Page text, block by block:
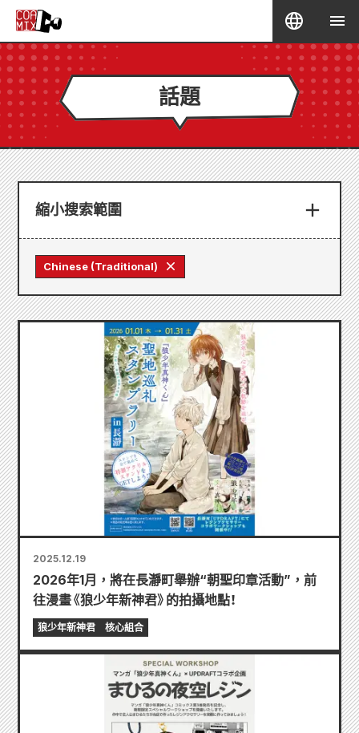
話題
縮小搜索範圍
Chinese (Traditional)
2025.12.19
2026年1月，將在長瀞町舉辦“朝聖印章活動”，前
往漫畫《狼少年新神君》的拍攝地點！
狼少年新神君 核心組合